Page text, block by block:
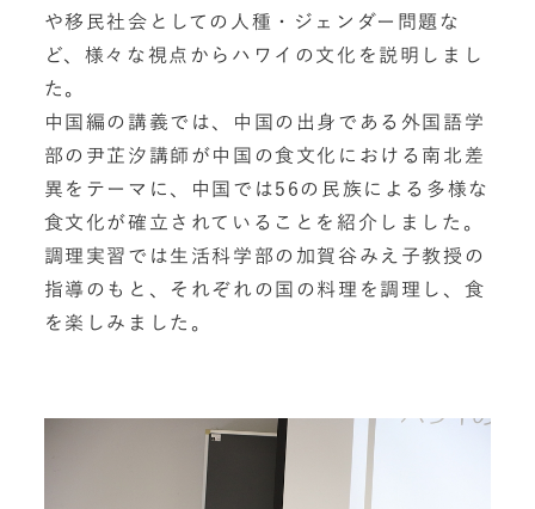
や移民社会としての人種・ジェンダー問題な
ど、様々な視点からハワイの文化を説明しまし
た。
中国編の講義では、中国の出身である外国語学
部の尹芷汐講師が中国の食文化における南北差
異をテーマに、中国では56の民族による多様な
食文化が確立されていることを紹介しました。
調理実習では生活科学部の加賀谷みえ子教授の
指導のもと、それぞれの国の料理を調理し、食
を楽しみました。